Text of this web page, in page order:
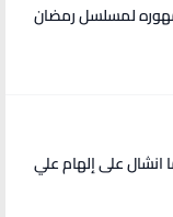
يشوق جمهوره لمسلسل رمضان
على إلهام علي